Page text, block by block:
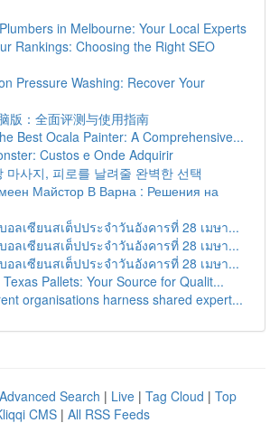
in Melbourne: Your Local Experts
Rankings: Choosing the Right SEO
Pressure Washing: Recover Your
版：全面评测与使用指南
Best Ocala Painter: A Comprehensive...
Custos e Onde Adquirir
마사지, 피로를 날려줄 완벽한 선택
Майстор В Варна : Решения на
อลเซียนสเต็ปประจำวันอังคารที่ 28 เมษา...
อลเซียนสเต็ปประจำวันอังคารที่ 28 เมษา...
อลเซียนสเต็ปประจำวันอังคารที่ 28 เมษา...
Pallets: Your Source for Qualit...
organisations harness shared expert...
Advanced Search | Live | Tag Cloud | Top
CMS | All RSS Feeds